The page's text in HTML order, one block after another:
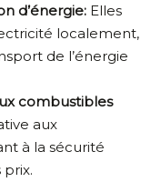
d’énergie: Elles
localement,
de l’énergie
combustibles
aux
à la sécurité